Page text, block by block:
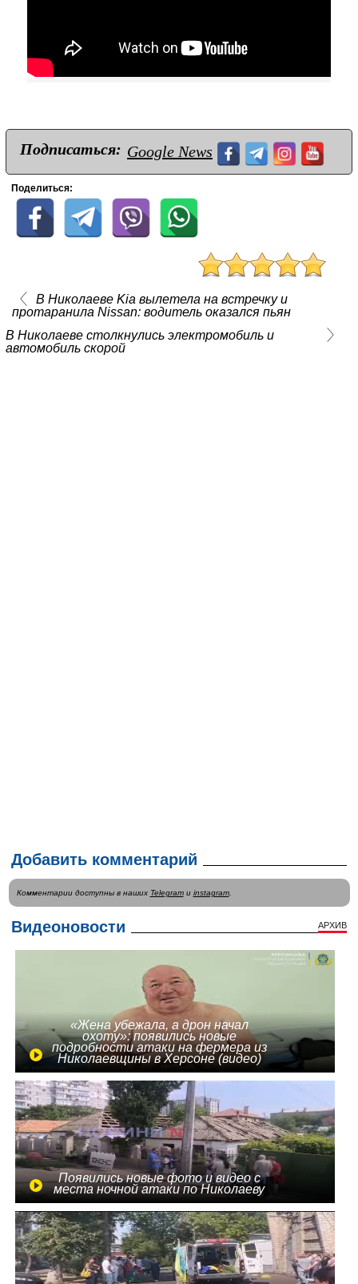
Подписаться: Google News
Поделиться:
В Николаеве Kia вылетела на встречку и
протаранила Nissan: водитель оказался пьян
В Николаеве столкнулись электромобиль и
автомобиль скорой
Добавить комментарий
Комментарии доступны в наших Telegramи instagram.
Видеоновости АРХИВ
«Жена убежала, а дрон начал
охоту»: появились новые
подробности атаки на фермера из
Николаевщины в Херсоне (видео)
Появились новые фото и видео с
места ночной атаки по Николаеву